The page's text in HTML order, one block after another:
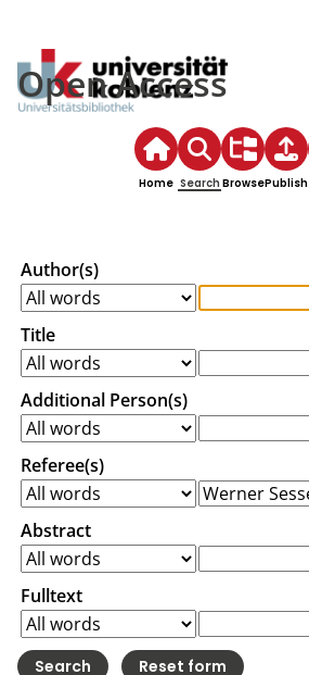
Open Access
Home Search BrowsePublish
Author(s)
Title
Additional Person(s)
Referee(s)
Abstract
Fulltext